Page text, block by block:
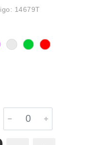
14679T